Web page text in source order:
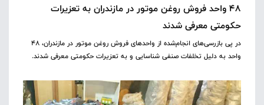
48 واحد فروش روغن موتور در مازندران به تعزیرات
حکومتی معرفی شدند
در پی بازرسی‌های انجام‌شده از واحدهای فروش روغن موتور در مازندران، ۴۸
واحد به دلیل تخلفات صنفی شناسایی و به تعزیرات حکومتی معرفی شدند.